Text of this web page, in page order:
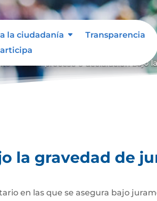
la ciudadanía
Transparencia
Extra-proceso o declaración bajo
la gravedad de
en las que se asegura bajo